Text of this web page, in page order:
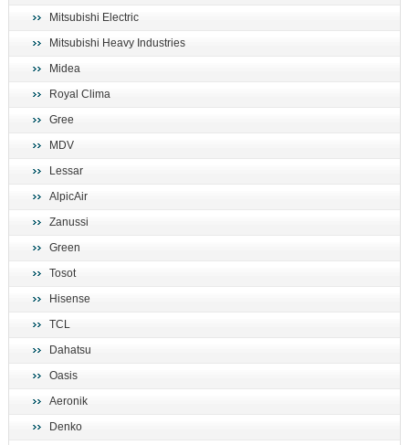
Mitsubishi Electric
Mitsubishi Heavy Industries
Midea
Royal Clima
Gree
MDV
Lessar
AlpicAir
Zanussi
Green
Tosot
Hisense
TCL
Dahatsu
Oasis
Aeronik
Denko